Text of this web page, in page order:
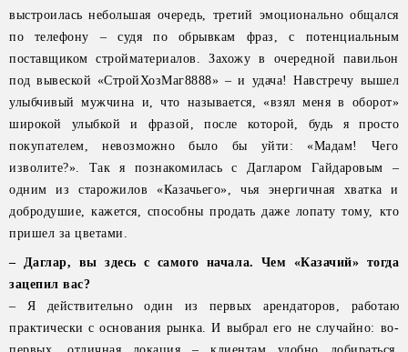
выстроилась небольшая очередь, третий эмоционально общался
по телефону – судя по обрывкам фраз, с потенциальным
поставщиком стройматериалов. Захожу в очередной павильон
под вывеской «СтройХозМаг8888» – и удача! Навстречу вышел
улыбчивый мужчина и, что называется, «взял меня в оборот»
широкой улыбкой и фразой, после которой, будь я просто
покупателем, невозможно было бы уйти: «Мадам! Чего
изволите?». Так я познакомилась с Дагларом Гайдаровым –
одним из старожилов «Казачьего», чья энергичная хватка и
добродушие, кажется, способны продать даже лопату тому, кто
пришел за цветами.
– Даглар, вы здесь с самого начала. Чем «Казачий» тогда
зацепил вас?
– Я действительно один из первых арендаторов, работаю
практически с основания рынка. И выбрал его не случайно: во-